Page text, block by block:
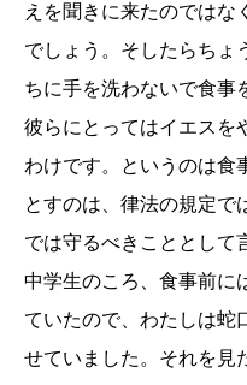
えを聞きに来たのではな
でしょう。そしたらちょ
ちに手を洗わないで食事
彼らにとってはイエスを
わけです。というのは食
とすのは、律法の規定で
では守るべきこととして
中学生のころ、食事前に
ていたので、わたしは蛇
せていました。それを見